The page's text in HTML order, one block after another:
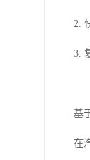
2.
3.
基
在